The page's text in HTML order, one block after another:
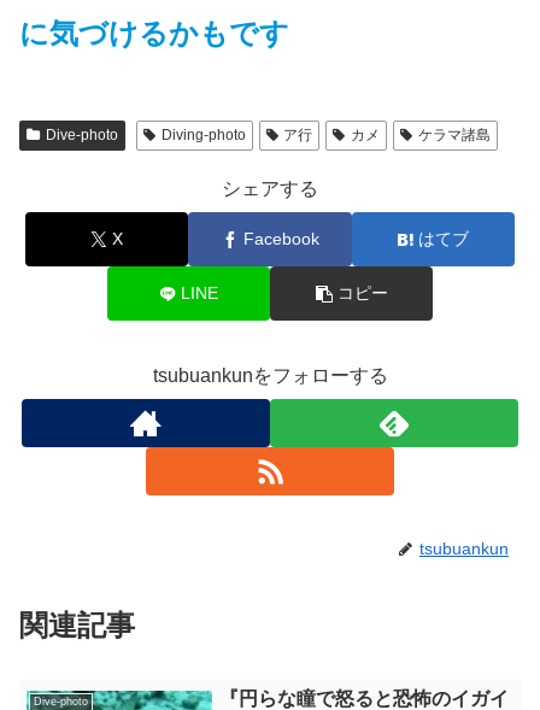
に気づけるかもです
Dive-photo Diving-photo ア行 カメ ケラマ諸島
シェアする
X Facebook はてブ
LINE コピー
tsubuankunをフォローする
tsubuankun
関連記事
Dive-photo
『円らな瞳で怒ると恐怖のイガイ